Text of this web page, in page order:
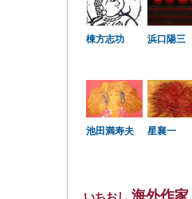
棟方志功 浜口陽三
池田満寿夫 星襄一
海外作家